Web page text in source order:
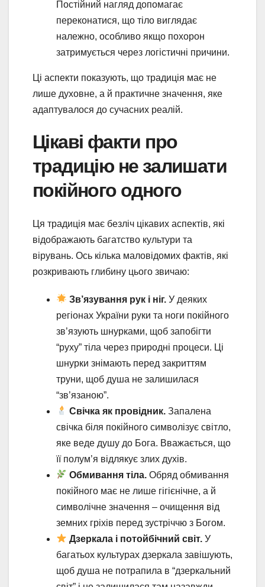
Постійний нагляд допомагає
переконатися, що тіло виглядає
належно, особливо якщо похорон
затримується через логістичні причини.
Ці аспекти показують, що традиція має не
лише духовне, а й практичне значення, яке
адаптувалося до сучасних реалій.
Цікаві факти про
традицію не залишати
покійного одного
Ця традиція має безліч цікавих аспектів, які
відображають багатство культури та
вірувань. Ось кілька маловідомих фактів, які
розкривають глибину цього звичаю:
Зв’язування рук і ніг. У деяких
регіонах України руки та ноги покійного
зв’язують шнурками, щоб запобігти
“руху” тіла через природні процеси. Ці
шнурки знімають перед закриттям
труни, щоб душа не залишилася
“зв’язаною”.
Свічка як провідник. Запалена
свічка біля покійного символізує світло,
яке веде душу до Бога. Вважається, що
її полум’я відлякує злих духів.
Обмивання тіла. Обряд обмивання
покійного має не лише гігієнічне, а й
символічне значення – очищення від
земних гріхів перед зустріччю з Богом.
Дзеркала і потойбічний світ. У
багатьох культурах дзеркала завішують,
щоб душа не потрапила в “дзеркальний